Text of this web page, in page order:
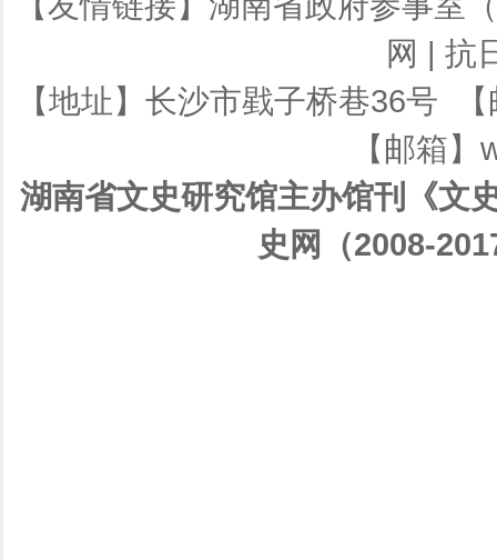
网 | 抗
【地址】长沙市戥子桥巷36号
【邮箱
湖南省文史研究馆主办馆刊《文
史网（2008-